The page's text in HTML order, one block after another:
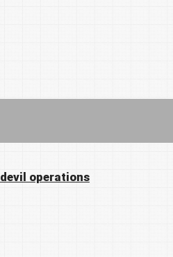
operations